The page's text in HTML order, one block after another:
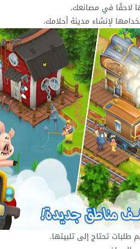
لاحقًا في مصانعك.
لإنشاء مدينة أحلامك.
تحتاج إلى تلبيتها.